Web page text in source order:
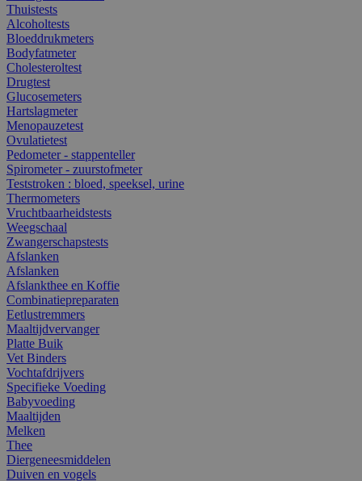
Thuistests
Alcoholtests
Bloeddrukmeters
Bodyfatmeter
Cholesteroltest
Drugtest
Glucosemeters
Hartslagmeter
Menopauzetest
Ovulatietest
Pedometer - stappenteller
Spirometer - zuurstofmeter
Teststroken : bloed, speeksel, urine
Thermometers
Vruchtbaarheidstests
Weegschaal
Zwangerschapstests
Afslanken
Afslanken
Afslankthee en Koffie
Combinatiepreparaten
Eetlustremmers
Maaltijdvervanger
Platte Buik
Vet Binders
Vochtafdrijvers
Specifieke Voeding
Babyvoeding
Maaltijden
Melken
Thee
Diergeneesmiddelen
Duiven en vogels